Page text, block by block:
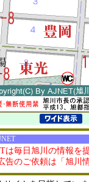
は毎日旭川の情報を
告のご依頼は「旭川